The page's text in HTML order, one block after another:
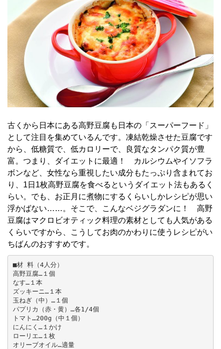
古くから日本にある高野豆腐も日本の「スーパーフード」
として注目を集めているんです。凍結乾燥させた豆腐です
から、低糖質で、低カロリーで、良質なタンパク質が豊
富。つまり、ダイエットに最適！ カルシウムやイソフラ
ボンなど、女性なら重視したい成分もたっぷり含まれてお
り、1日1枚高野豆腐を食べるというダイエット法もあるく
らい。でも、お正月に煮物にするくらいしかレシピが思い
浮かばない……。そこで、こんなベジグラダンに！ 高野
豆腐はマクロビオティック料理の素材としても人気がある
くらいですから、こうしてお肉のかわりに使うレシピがい
ちばんのおすすめです。
■材 料（4人分）
高野豆腐…１個
なす…１本
ズッキーニ…１本
玉ねぎ（中）…１個
パプリカ（赤・黄）…各1/4個
トマト…200g（中１個）
にんにく…１かけ
ローリエ…１枚
オリーブオイル…適量